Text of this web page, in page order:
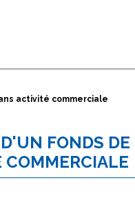
activité commerciale
FONDS DE